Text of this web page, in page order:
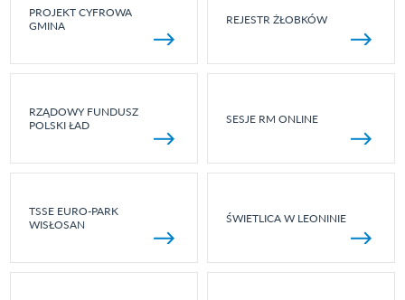
PROJEKT CYFROWA
GMINA
REJESTR ŻŁOBKÓW
RZĄDOWY FUNDUSZ
POLSKI ŁAD
SESJE RM ONLINE
TSSE EURO-PARK
WISŁOSAN
ŚWIETLICA W LEONINIE